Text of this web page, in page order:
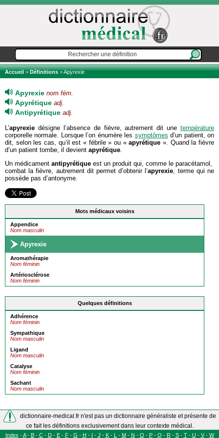
Accueil>Définitions> Apyrexie
Mots médicaux voisins
Appendice
Nom masculin
Apyrexie
Aromathérapie
Nom féminin
Artériosclérose
Nom féminin
Quelques définitions
Adhérence
Nom féminin
Sympathique
Nom masculin
Ligand
Nom masculin
Catalyse
Nom féminin
Sachant
Nom masculin
Apyrexie nom fém.
Apyrétique adj.
Antipyrétique adj.
L’apyrexie désigne l’absence de fièvre, autrement dit une température
corporelle normale. Lorsque l’on énumère les symptômes d’un patient, on
dit, selon les cas, qu’il est « fébrile » ou «apyrétique ». Quand la fièvre
d’un patient tombe, il devient apyrétique.
Un médicament antipyrétique est un produit qui, comme le paracétamol,
combat la fièvre, autrement dit permet d’obtenir l’apyrexie, terme qui ne
possède pas d’antonyme.
dictionnaire-medical.fr n'est pas un dictionnaire généraliste et présente de
ce fait les définitions exclusivement dans leur contexte médical.
Index -A- B- C- D- E- F- G - H - I - J - K- L - M- N - O - P- Q - R- S- T- U- V- W